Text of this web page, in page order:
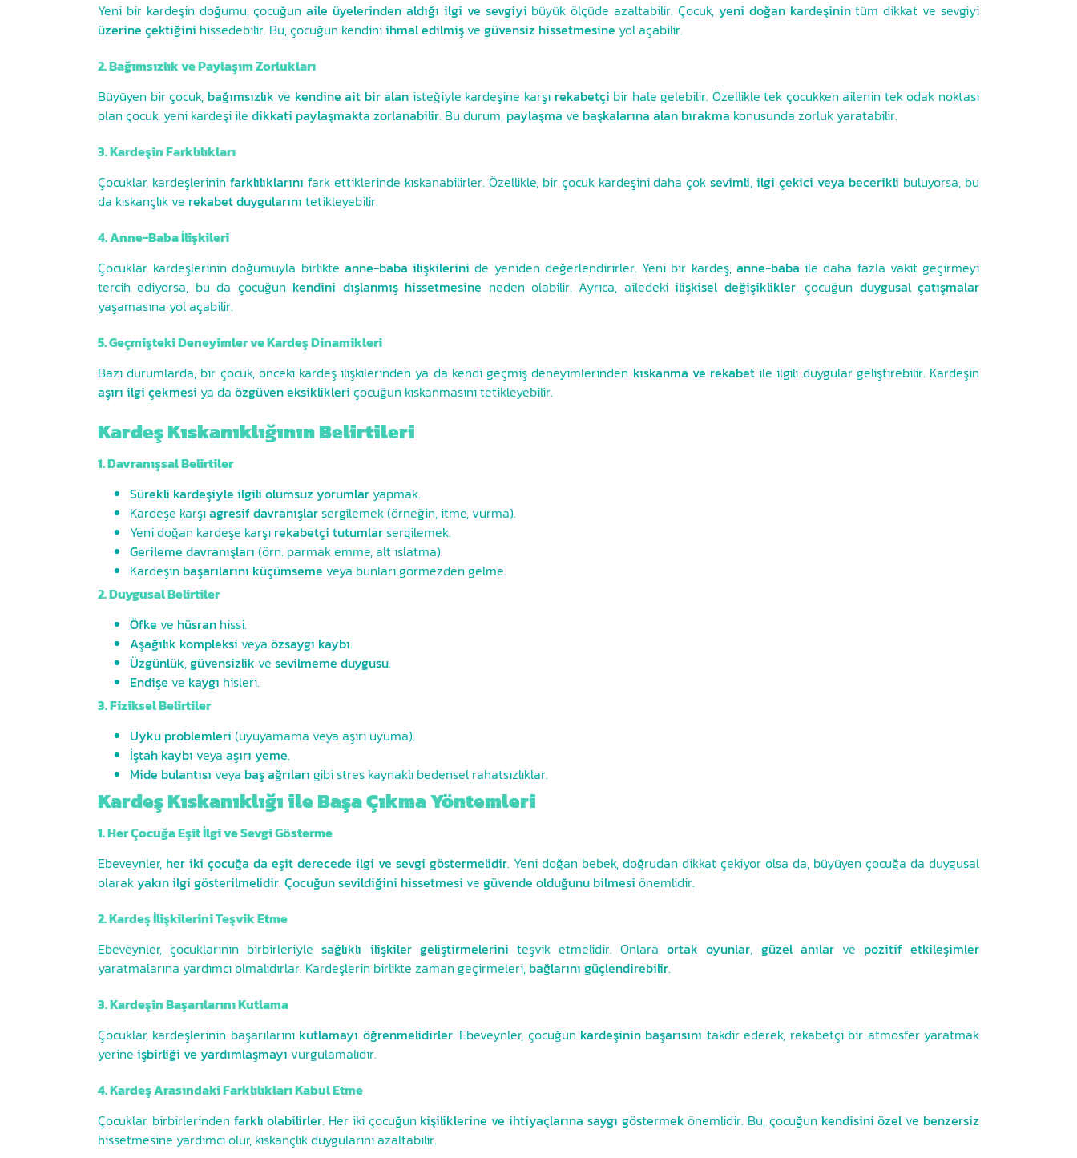
Yeni bir kardeşin doğumu, çocuğunaile üyelerinden aldığı ilgi ve sevgiyi büyük ölçüde azaltabilir. Çocuk, yeni doğan kardeşinintüm dikkat ve sevgiyi
üzerine çektiğini hissedebilir. Bu, çocuğun kendiniihmal edilmiş ve güvensiz hissetmesine yol açabilir.
2. Bağımsızlık ve Paylaşım Zorlukları
Büyüyen bir çocuk, bağımsızlık ve kendine ait bir alan isteğiyle kardeşine karşı rekabetçi bir hale gelebilir. Özellikle tek çocukken ailenin tek odak noktası
olan çocuk, yeni kardeşi ile dikkati paylaşmakta zorlanabilir. Bu durum, paylaşma ve başkalarına alan bırakma konusunda zorluk yaratabilir.
3. Kardeşin Farklılıkları
Çocuklar, kardeşlerinin farklılıklarını fark ettiklerinde kıskanabilirler. Özellikle, bir çocuk kardeşini daha çoksevimli, ilgi çekici veya becerikli buluyorsa, bu
da kıskançlık ve rekabet duygularını tetikleyebilir.
4. Anne-Baba İlişkileri
Çocuklar, kardeşlerinin doğumuyla birlikte anne-baba ilişkilerini de yeniden değerlendirirler. Yeni bir kardeş, anne-baba ile daha fazla vakit geçirmeyi
tercih ediyorsa, bu da çocuğun kendini dışlanmış hissetmesine neden olabilir. Ayrıca, ailedekiilişkisel değişiklikler, çocuğun duygusal çatışmalar
yaşamasına yol açabilir.
5. Geçmişteki Deneyimler ve Kardeş Dinamikleri
Bazı durumlarda, bir çocuk, önceki kardeş ilişkilerinden ya da kendi geçmiş deneyimlerinden kıskanma ve rekabetile ilgili duygular geliştirebilir. Kardeşin
aşırı ilgi çekmesi ya da özgüven eksiklikleri çocuğun kıskanmasını tetikleyebilir.
Kardeş Kıskanıklığının Belirtileri
1. Davranışsal Belirtiler
Sürekli kardeşiyle ilgili olumsuz yorumlar yapmak.
Kardeşe karşıagresif davranışlarsergilemek (örneğin, itme, vurma).
Yeni doğan kardeşe karşı rekabetçi tutumlarsergilemek.
Gerileme davranışları (örn. parmak emme, alt ıslatma).
Kardeşin başarılarını küçümseme veya bunları görmezden gelme.
2. Duygusal Belirtiler
Öfke ve hüsran hissi.
Aşağılık kompleksi veya özsaygı kaybı.
Üzgünlük,güvensizlik ve sevilmeme duygusu.
Endişe ve kaygı hisleri.
3. Fiziksel Belirtiler
Uyku problemleri (uyuyamama veya aşırı uyuma).
İştah kaybı veya aşırı yeme.
Mide bulantısı veya baş ağrıları gibi stres kaynaklı bedensel rahatsızlıklar.
Kardeş Kıskanıklığı ile Başa Çıkma Yöntemleri
1. Her Çocuğa Eşit İlgi ve Sevgi Gösterme
Ebeveynler, her iki çocuğa da eşit derecede ilgi ve sevgi göstermelidir. Yeni doğan bebek, doğrudan dikkat çekiyor olsa da, büyüyen çocuğa da duygusal
olarakyakın ilgi gösterilmelidir. Çocuğun sevildiğini hissetmesi ve güvende olduğunu bilmesi önemlidir.
2. Kardeş İlişkilerini Teşvik Etme
Ebeveynler, çocuklarının birbirleriylesağlıklı ilişkiler geliştirmelerini teşvik etmelidir. Onlaraortak oyunlar, güzel anılarve pozitif etkileşimler
yaratmalarına yardımcı olmalıdırlar. Kardeşlerin birlikte zaman geçirmeleri, bağlarını güçlendirebilir.
3. Kardeşin Başarılarını Kutlama
Çocuklar, kardeşlerinin başarılarını kutlamayı öğrenmelidirler. Ebeveynler, çocuğun kardeşinin başarısını takdir ederek, rekabetçi bir atmosfer yaratmak
yerine işbirliği ve yardımlaşmayı vurgulamalıdır.
4. Kardeş Arasındaki Farklılıkları Kabul Etme
Çocuklar, birbirlerinden farklı olabilirler. Her iki çocuğun kişiliklerine ve ihtiyaçlarına saygı göstermek önemlidir. Bu, çocuğun kendisini özelve benzersiz
hissetmesine yardımcı olur, kıskançlık duygularını azaltabilir.